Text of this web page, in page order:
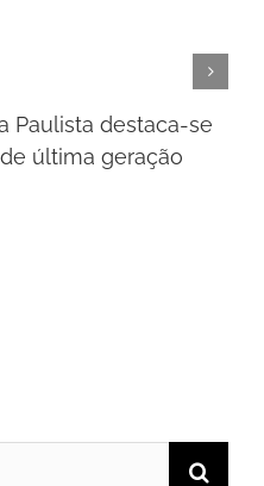
Paulista destaca-se
última geração